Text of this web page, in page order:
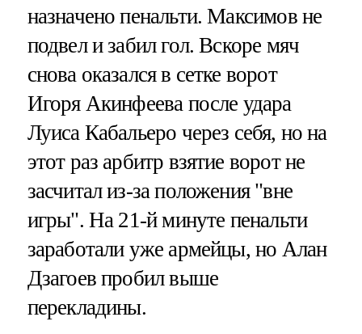
назначено пенальти. Максимов не
подвел и забил гол. Вскоре мяч
снова оказался в сетке ворот
Игоря Акинфеева после удара
Луиса Кабальеро через себя, но на
этот раз арбитр взятие ворот не
засчитал из-за положения "вне
игры". На 21-й минуте пенальти
заработали уже армейцы, но Алан
Дзагоев пробил выше
перекладины.